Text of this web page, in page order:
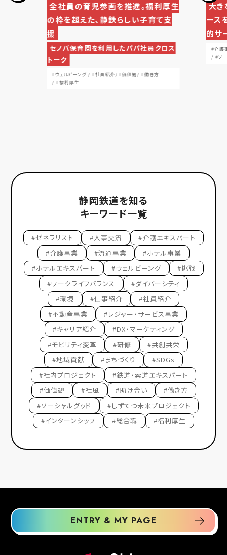
全社員の育児参画を推進。福利厚生
の枠を超えた、静鉄らしい子育て支
援
セノバ保育園を利用したパパ社員クロス
トーク
#ウェルビーング #社員紹介 #価値観
#働き方
#福利厚生
大き
ース
的サ
#介護
#ソ
静岡鉄道を知る
キーワード一覧
#ゼネラリスト #人事交流
#介護エキスパート
#介護事業
#流通事業
#ホテル事業
#ホテルエキスパート
#ウェルビーング
#挑戦
#ワークライフバランス
#ダイバーシティ
#環境
#仕事紹介
#社員紹介
#不動産事業
#レジャー・サービス事業
#キャリア紹介
#DX・マーケティング
#モビリティ変革
#研修
#共創共栄
#地域貢献
#まちづくり
#SDGs
#社内プロジェクト
#鉄道・索道エキスパート
#価値観
#社風 #助け合い
#働き方
#ソーシャルグッド
#しずてつ未来プロジェクト
#インターンシップ
#総合職 #福利厚生
ENTRY & MY PAGE